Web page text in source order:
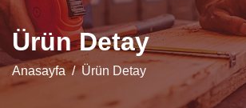
Ürün Detay
Anasayfa Ürün Detay